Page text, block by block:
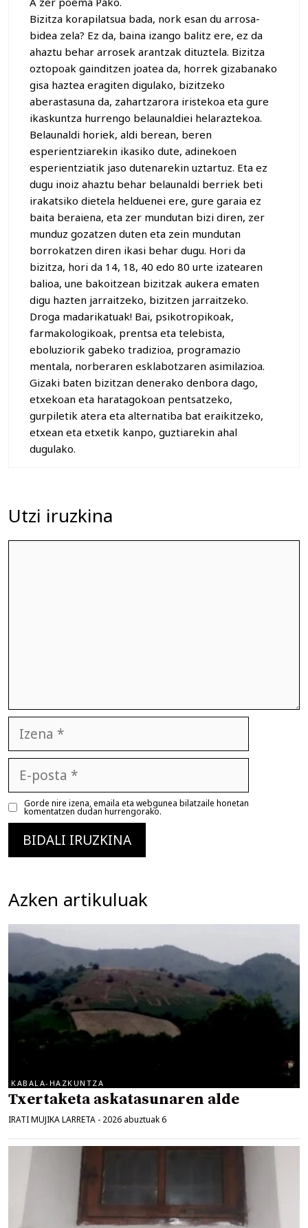
Bizitza korapilatsua bada, nork esan du arrosa-
bidea zela? Ez da, baina izango balitz ere, ez da
ahaztu behar arrosek arantzak dituztela. Bizitza
oztopoak gainditzen joatea da, horrek gizabanako
gisa haztea eragiten digulako, bizitzeko
aberastasuna da, zahartzarora iristekoa eta gure
ikaskuntza hurrengo belaunaldiei helaraztekoa.
Belaunaldi horiek, aldi berean, beren
esperientziarekin ikasiko dute, adinekoen
esperientziatik jaso dutenarekin uztartuz. Eta ez
dugu inoiz ahaztu behar belaunaldi berriek beti
irakatsiko dietela helduenei ere, gure garaia ez
baita beraiena, eta zer mundutan bizi diren, zer
munduz gozatzen duten eta zein mundutan
borrokatzen diren ikasi behar dugu. Hori da
bizitza, hori da 14, 18, 40 edo 80 urte izatearen
balioa, une bakoitzean bizitzak aukera ematen
digu hazten jarraitzeko, bizitzen jarraitzeko.
Droga madarikatuak! Bai, psikotropikoak,
farmakologikoak, prentsa eta telebista,
eboluziorik gabeko tradizioa, programazio
mentala, norberaren esklabotzaren asimilazioa.
Gizaki baten bizitzan denerako denbora dago,
etxekoan eta haratagokoan pentsatzeko,
gurpiletik atera eta alternatiba bat eraikitzeko,
etxean eta etxetik kanpo, guztiarekin ahal
dugulako.
Utzi iruzkina
posta
Gorde nire izena, emaila eta webgunea bilatzaile honetan
komentatzen dudan hurrengorako.
Azken artikuluak
KABALA-HAZKUNTZA
Txertaketa askatasunaren alde
IRATI MUJIKA LARRETA - 2026 abuztuak 6